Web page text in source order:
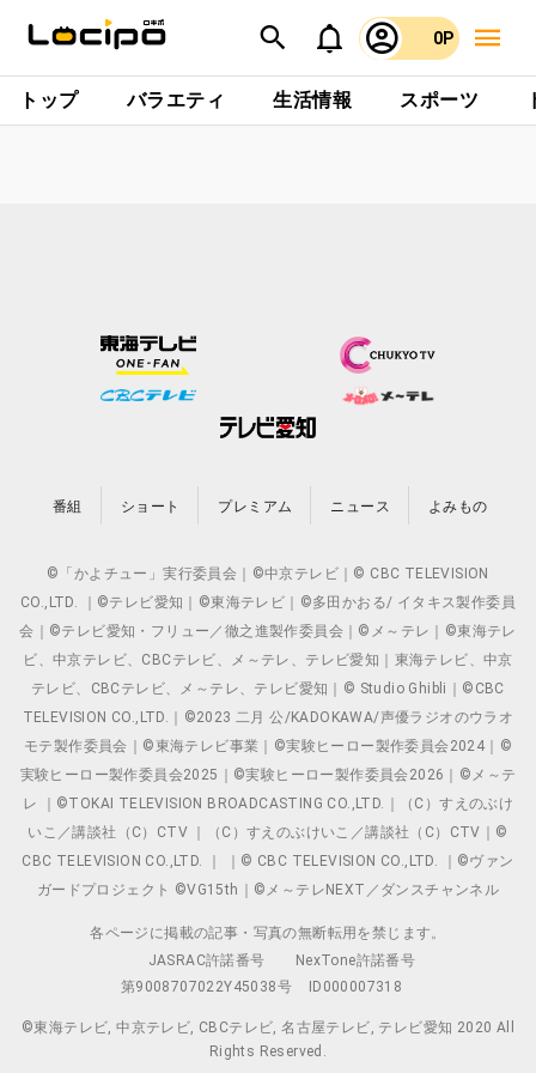
0P
トップ バラエティ 生活情報 スポーツ
番組 ショート プレミアム ニュース よみもの
©「かよチュー」実行委員会｜©中京テレビ｜© CBC TELEVISION
CO.,LTD. ｜©テレビ愛知｜©東海テレビ｜©多田かおる/ イタキス製作委員
会｜©テレビ愛知・フリュー／徹之進製作委員会｜©メ～テレ｜©東海テレ
ビ、中京テレビ、CBCテレビ、メ～テレ、テレビ愛知｜東海テレビ、中京
テレビ、CBCテレビ、メ～テレ、テレビ愛知｜© Studio Ghibli｜©CBC
TELEVISION CO.,LTD.｜©2023 二月 公/KADOKAWA/声優ラジオのウラオ
モテ製作委員会｜©東海テレビ事業｜©実験ヒーロー製作委員会2024｜©
実験ヒーロー製作委員会2025｜©実験ヒーロー製作委員会2026｜©メ～テ
レ ｜©TOKAI TELEVISION BROADCASTING CO.,LTD.｜（C）すえのぶけ
いこ／講談社（C）CTV ｜（C）すえのぶけいこ／講談社（C）CTV｜©
CBC TELEVISION CO.,LTD. ｜ ｜© CBC TELEVISION CO.,LTD. ｜©ヴァン
ガードプロジェクト ©VG15th｜©メ～テレNEXT／ダンスチャンネル
各ページに掲載の記事・写真の無断転用を禁じます。
JASRAC許諾番号
NexTone許諾番号
第9008707022Y45038号
ID000007318
©東海テレビ, 中京テレビ, CBCテレビ, 名古屋テレビ, テレビ愛知 2020 All
Rights Reserved.